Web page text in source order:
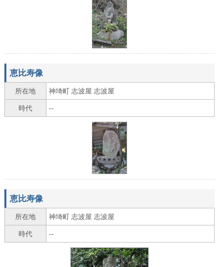
恵比寿像
所在地 神埼町 志波屋 志波屋
時代 --
恵比寿像
所在地 神埼町 志波屋 志波屋
時代 --